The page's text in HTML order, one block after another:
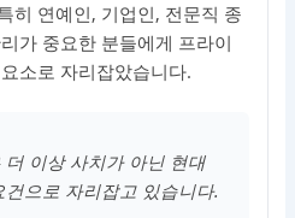
히 연예인, 기업인, 전문직 종
가 중요한 분들에게 프라이
소로 자리잡았습니다.
이상 사치가 아닌 현대
으로 자리잡고 있습니다.